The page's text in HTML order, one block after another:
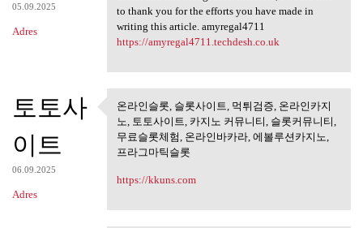
05.09.2025
Adres
to thank you for the efforts you have made in
writing this article. amyregal4711
https://amyregal4711.techdesh.co.uk
토토사
이트
06.09.2025
Adres
온라인슬롯, 슬롯사이트, 먹튀검
증, 온라인카지노,
온라인슬롯, 슬롯사이트, 먹튀검증, 온라인카지
노, 토토사이트, 카지노 커뮤니티, 슬롯커뮤니티,
무료슬롯체험, 온라인바카라, 에볼루션카지노,
프라그마틱슬롯
https://kkuns.com